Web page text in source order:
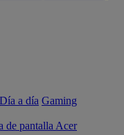
Día a día Gaming
de pantalla Acer